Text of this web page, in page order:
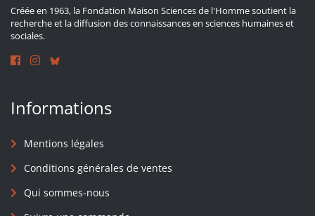
Créée en 1963, la Fondation Maison Sciences de l'Homme soutient la
recherche et la diffusion des connaissances en sciences humaines et
sociales.
Informations
Mentions légales
Conditions générales de ventes
Qui sommes-nous